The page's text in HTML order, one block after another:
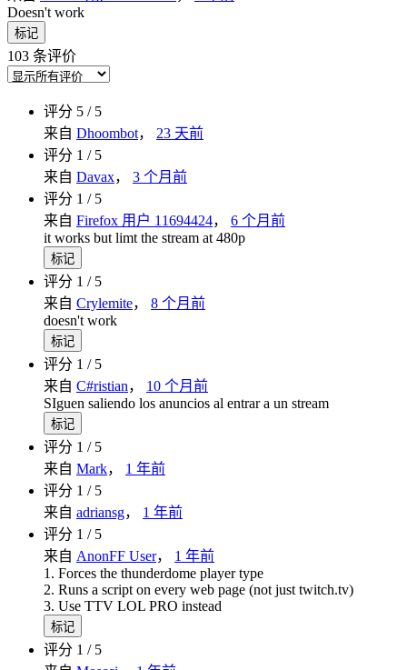
Doesn't work
标记
103 条评价
评分 5 / 5
来自 Dhoombot， 23 天前
评分 1 / 5
来自 Davax， 3 个月前
评分 1 / 5
来自 Firefox 用户 11694424， 6 个月前
it works but limt the stream at 480p
标记
评分 1 / 5
来自 Crylemite， 8 个月前
doesn't work
标记
评分 1 / 5
来自 C#ristian， 10 个月前
SIguen saliendo los anuncios al entrar a un stream
标记
评分 1 / 5
来自 Mark， 1 年前
评分 1 / 5
来自 adriansg， 1 年前
评分 1 / 5
来自 AnonFF User， 1 年前
1. Forces the thunderdome player type
2. Runs a script on every web page (not just twitch.tv)
3. Use TTV LOL PRO instead
标记
评分 1 / 5